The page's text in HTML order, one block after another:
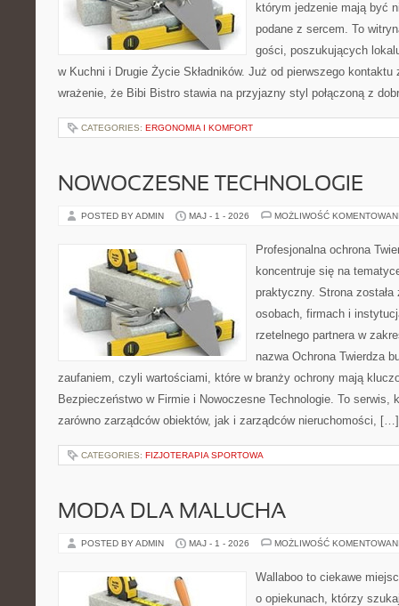
którym jedzenie mają być
podane z sercem. To
gości, poszukujących
w Kuchni i Drugie Życie Składników. Już od pierwszego
wrażenie, że Bibi Bistro stawia na przyjazny styl połączoną z
CATEGORIES: ERGONOMIA I KOMFORT
NOWOCZESNE TECHNOLOGIE
POSTED BY ADMIN MAJ - 1 - 2026 MOŻLIWOŚĆ
Profesjonalna ochrona
koncentruje się na
praktyczny. Strona
osobach, firmach i
rzetelnego partnera w
nazwa Ochrona Twierdza
zaufaniem, czyli wartościami, które w branży ochrony mają
Bezpieczeństwo w Firmie i Nowoczesne Technologie. To serwis,
zarówno zarządców obiektów, jak i zarządców nieruchomości, […]
CATEGORIES: FIZJOTERAPIA SPORTOWA
MODA DLA MALUCHA
POSTED BY ADMIN MAJ - 1 - 2026 MOŻLIWOŚĆ
Wallaboo to ciekawe
o opiekunach, którzy